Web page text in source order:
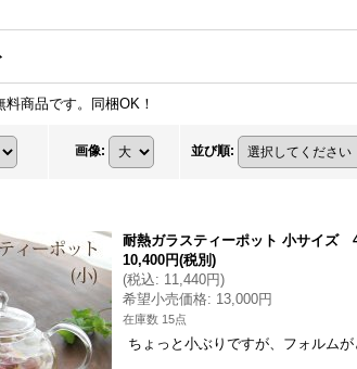
料商品です。同梱OK！
画像: 並び順:
耐熱ガラスティーポット 小サイズ
10,400円(税別)
(税込: 11,440円)
希望小売価格: 13,000円
在庫数 15点
ちょっと小ぶりですが、フォルム